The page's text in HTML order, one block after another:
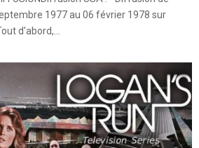
1977 au 06 février 1978 sur
d'abord,...